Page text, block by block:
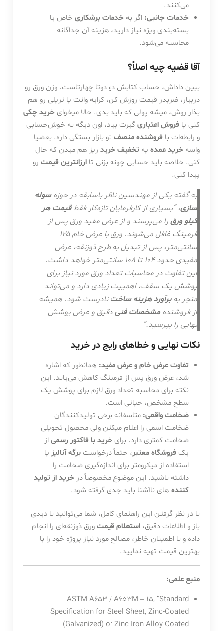
می‌کنند.
خدمات جانبی: اگر به خدمات برشکاری خاص یا
بسته‌بندی ویژه نیاز دارید، هزینه آن جداگانه
محاسبه می‌شود.
آقا قضیه چیه اصلاً؟
ببین داداش، حساب کتابش دو دوتا چهارتاست. وزن ورق رو
دربیار، ضربدر قیمت روزش کن، کرایه وانت یا تریلی رو هم
بذار روش، میشه پولی که باید بدی. حالا میخوای خرید چکی
کنی یا فروش اعتباریگیرت بیاد، اون دیگه به خوش‌حسابی
و رابطه‌ات با فروشنده منصفتو بازار بستگی داره. بعضیا
واسه خرید عمدهیه تخفیف خریدریز هم میدن که حال
کنی. خلاصه باید حسابی چونه بزنی تا ارزانترین قیمترو
پیدا کنی.
به گفته یکی از مهندسین ناظر باسابقه در حوزهسوله
سازی، “بسیاری از کارفرمایان تازه‌کار فقطقیمت هر
کیلو ورقرا می‌پرسند و از عرض مفید ورق پس از
فرمینگ غافل می‌شوند. ورق با عرض خام ۱۲۵
سانتی‌متر، پس از تبدیل به طرح ذوزنقه، عرض
مفیدی حدود ۱۰۴ تا ۱۰۸ سانتی‌متر خواهد داشت.
این تفاوت در محاسبات تعداد ورق مورد نیاز برای
پوشش یک سقف، اهمییت زیادی دارد و می‌تواند
منجر بهبرآورد هزینه ساختنادرست شود. همیشه
از فروشنده مشخصات فنیدقیق و عرض پوشش
نهایی را بپرسید.”
نکات نهایی و خطاهای رایج در خرید
تفاوت عرض خام و عرض مفید: همانطور که اشاره
شد، عرض ورق پس از فرمینگ کاهش می‌یابد. این
نکته برای محاسبه تعداد ورق لازم برای پوشش یک
سطح مشخص، حیاتی است.
ضخامت واقعی: متاسفانه برخی تولیدکنندگان
ضخامت اسمی را اعلام میکنن ولی محصول تحویلی
ضخامت کمتری دارد. برای خرید با فاکتور رسمیاز
یک فروشگاه معتبر، حتماً درخواستبرگه آنالیز یا
استفاده از میکرومتر برای اندازه‌گیری ضخامت را
داشته باشید. این موضوع مخصوصاً در خرید از تولید
کننده های ناآشنا باید جدی گرفته شود.
با در نظر گرفتن این راهنمای کامل، شما می‌توانید با دیدی
باز و اطلاعات دقیق، استعلام قیمتورق ذوزنقه‌ای را انجام
داده و با اطمینان خاطر، مصالح مورد نیاز پروژه خود را با
بهترین قیمت تهیه نمایید.
منبع علمی:
ASTM A653 / A653M – 15, “Standard
Specification for Steel Sheet, Zinc-Coated
(Galvanized) or Zinc-Iron Alloy-Coated